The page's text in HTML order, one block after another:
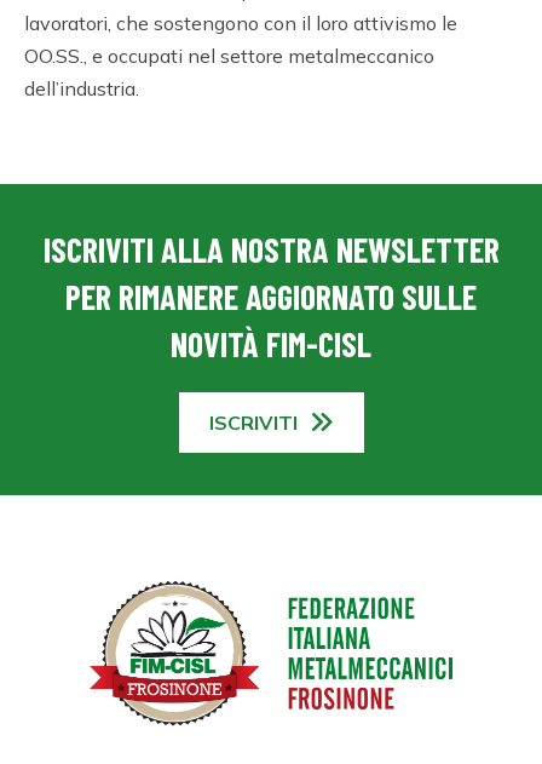
lavoratori, che sostengono con il loro attivismo le
OO.SS., e occupati nel settore metalmeccanico
dell’industria.
ISCRIVITI ALLA NOSTRA NEWSLETTER
PER RIMANERE AGGIORNATO SULLE
NOVITÀ FIM-CISL
ISCRIVITI